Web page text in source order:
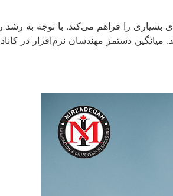
بسیاری را فراهم می‌کند. با توجه به رشد